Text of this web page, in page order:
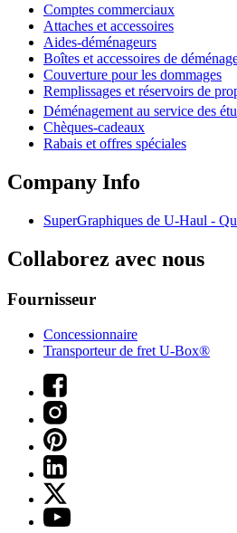
Comptes commerciaux
Attaches et accessoires
Aides-déménageurs
Boîtes et accessoires de
Couverture pour les dommages
Remplissages et réservoirs de
Déménagement au service des
Chèques-cadeaux
Rabais et offres spéciales
Company Info
SuperGraphiques de U-Haul -
Collaborez avec nous
Fournisseur
Concessionnaire
Transporteur de fret U-Box®